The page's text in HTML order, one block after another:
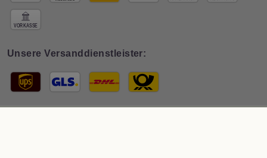
Unsere Versanddienstleister: